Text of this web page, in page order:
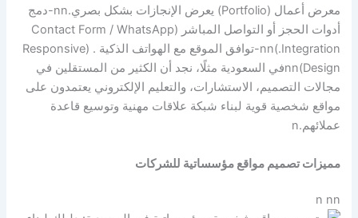
معرض أعمال (Portfolio) يعرض الإنجازات بشكل بصري.
nn-دمج
أدوات الحجز أو التواصل المباشر (Contact Form / WhatsApp
.Integration)
nn
-توافق الموقع مع الهواتف الذكية . (Responsive
Design)
nnفي السعودية مثلًا، نجد أن الكثير من المستقلين في
مجالات التصميم، الاستشارات، والتعليم الإلكتروني يعتمدون على
مواقع شخصية قوية لبناء شبكة علاقات مهنية وتوسيع قاعدة
عملائهم.n
مميزات تصميم مواقع مؤسساتية للشركات
n nn